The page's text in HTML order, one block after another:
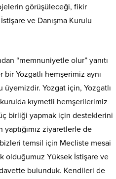
görüşüleceği, fikir
ve Danışma Kurulu
“memnuniyetle olur” yanıtı
bir Yozgatlı hemşerimiz aynı
üyemizdir. Yozgat için, Yozgatlı
kıymetli hemşerilerimiz
birliği yapmak için desteklerini
ziyaretlerle de
temsil için Mecliste mesai
olduğumuz Yüksek İstişare ve
bulunduk. Kendileri de